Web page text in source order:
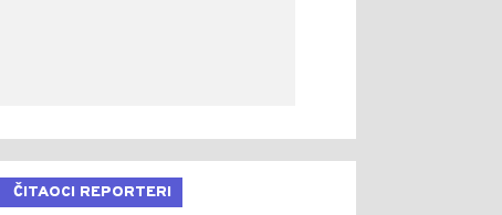
ČITAOCI REPORTERI